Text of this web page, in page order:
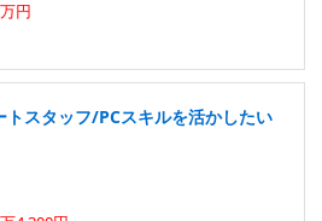
円
スタッフ/PCスキルを活かしたい